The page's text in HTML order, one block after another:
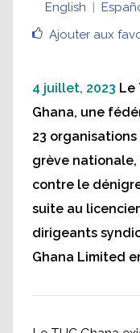
en
de
Ajouter aux
English
4 juillet, 2023 Le
Ghana, une
23
grève
contre le
suite au
dirigeants
Ghana Limited